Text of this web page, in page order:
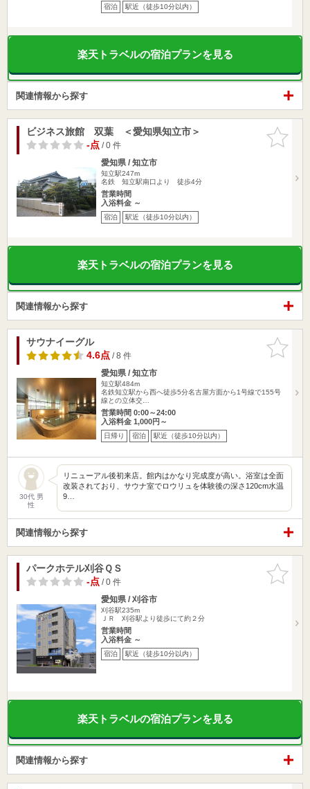
宿泊 駅近（徒歩10分以内）
楽天トラベルの宿泊プランを見る
関連情報から探す
お気に入
りに追加
ビジネス旅館 双葉 ＜愛知県知立市＞
-点/ 0 件
愛知県 / 知立市
知立駅247m
名鉄 知立駅南口より 徒歩4分
営業時間
入浴料金 ～
宿泊 駅近（徒歩10分以内）
楽天トラベルの宿泊プランを見る
関連情報から探す
お気に入
りに追加
サウナイーグル
4.6点/ 8 件
愛知県 / 知立市
知立駅484m
名鉄知立駅から西へ徒歩5分名古屋方面から1号線で155号
線との立体交…
営業時間 0:00～24:00
入浴料金 1,000円～
日帰り 宿泊 駅近（徒歩10分以内）
30代 男
性
リニューアル後初来店。館内はかなり完成度が高い。浴室は全面
改装されており、サウナ室でロウリュを体験後の深さ120cm水温
9…
関連情報から探す
お気に入
りに追加
パークホテル刈谷ＱＳ
-点/ 0 件
愛知県 / 刈谷市
刈谷駅235m
ＪＲ 刈谷駅より徒歩にて約２分
営業時間
入浴料金 ～
宿泊 駅近（徒歩10分以内）
楽天トラベルの宿泊プランを見る
関連情報から探す